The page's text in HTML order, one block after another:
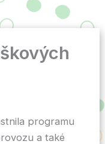
programu
a také